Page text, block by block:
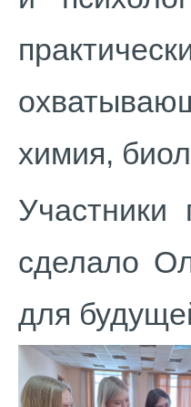
химия,
Участники
сделало
для